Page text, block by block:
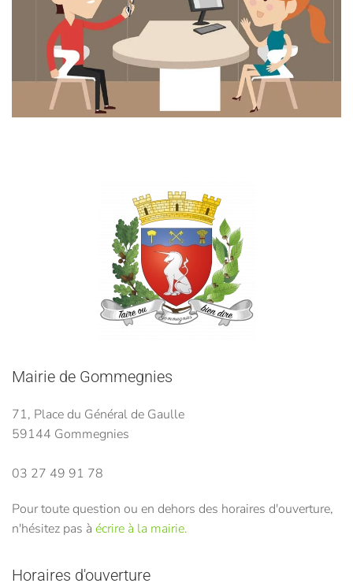
Prendre rendez-vous
Mairie de Gommegnies
71, Place du Général de Gaulle
59144 Gommegnies
03 27 49 91 78
Pour toute question ou en dehors des horaires d'ouverture,
n'hésitez pas à écrire à la mairie.
Horaires d'ouverture